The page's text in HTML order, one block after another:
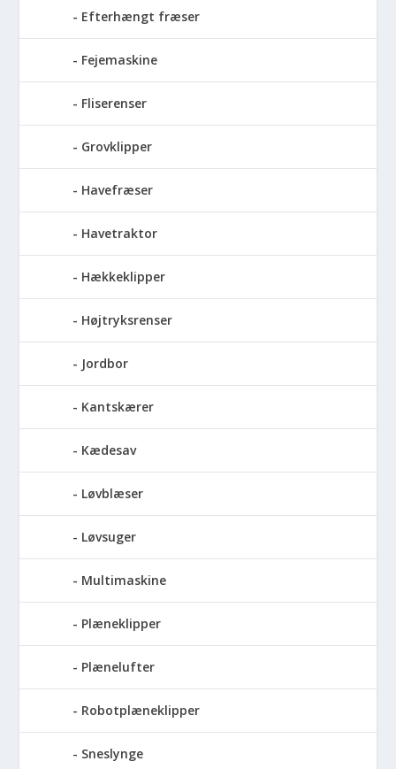
Efterhængt fræser
Fejemaskine
Fliserenser
Grovklipper
Havefræser
Havetraktor
Hækkeklipper
Højtryksrenser
Jordbor
Kantskærer
Kædesav
Løvblæser
Løvsuger
Multimaskine
Plæneklipper
Plænelufter
Robotplæneklipper
Sneslynge